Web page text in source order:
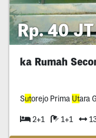
Rp. 40 JT
ka Rumah
Sutorejo Prima Utara
2+1 1+1